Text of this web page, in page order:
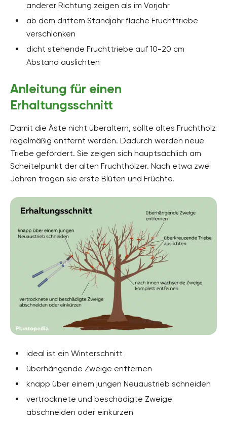
anderer Richtung zeigen als im Vorjahr
ab dem drittem Standjahr flache Fruchttriebe
verschlanken
dicht stehende Fruchttriebe auf 10-20 cm
Abstand auslichten
Anleitung für einen
Erhaltungsschnitt
Damit die Äste nicht überaltern, sollte altes Fruchtholz
regelmäßig entfernt werden. Dadurch werden neue
Triebe gefördert. Sie zeigen sich hauptsächlich am
Scheitelpunkt der alten Fruchthölzer. Nach etwa zwei
Jahren tragen sie erste Blüten und Früchte.
ideal ist ein Winterschnitt
überhängende Zweige entfernen
knapp über einem jungen Neuaustrieb schneiden
vertrocknete und beschädigte Zweige
abschneiden oder einkürzen